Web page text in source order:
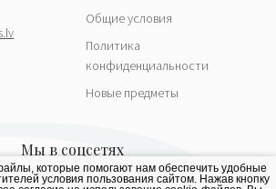
Общие условия
Политика
конфиденциальности
Новые предметы
которые помогают нам обеспечить удобные
условия пользования сайтом. Нажав кнопку